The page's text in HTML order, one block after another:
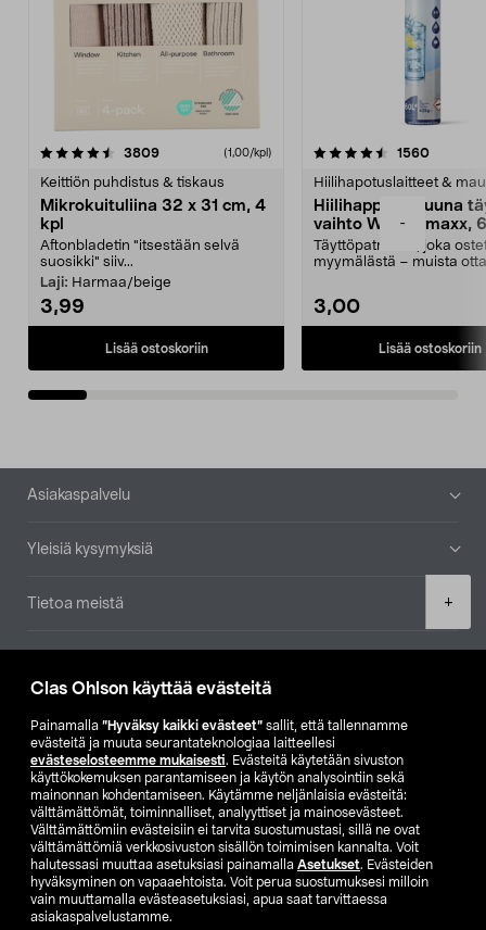
Clas Ohlson käyttää evästeitä
Painamalla ”Hyväksy kaikki evästeet” sallit, että tallennamme
evästeitä ja muuta seurantateknologiaa laitteellesi
evästeselosteemme mukaisesti. Evästeitä käytetään sivuston
käyttökokemuksen parantamiseen ja käytön analysointiin sekä
mainonnan kohdentamiseen. Käytämme neljänlaisia evästeitä:
välttämättömät, toiminnalliset, analyyttiset ja mainosevästeet.
Välttämättömiin evästeisiin ei tarvita suostumustasi, sillä ne ovat
välttämättömiä verkkosivuston sisällön toimimisen kannalta. Voit
halutessasi muuttaa asetuksiasi painamalla Asetukset. Evästeiden
hyväksyminen on vapaaehtoista. Voit perua suostumuksesi milloin
vain muuttamalla evästeasetuksiasi, apua saat tarvittaessa
asiakaspalvelustamme.
-
+
3809arvostelut (1,00/kpl)
Keittiön puhdistus & tiskaus
Mikrokuituliina 32 x 31 cm, 4
kpl
Aftonbladetin "itsestään selvä
suosikki" siiv...
Laji: Harmaa/beige
3,99
Lisää ostoskoriin
4.5viidestä
1560
Hiilihapotuslaitteet &
Hiilihappopatruuna
vaihto Wassermaxx,
Täyttöpatruuna, joka
myymälästä – muista
3,00
Lisää ostoskoriin
4.5viidestä
Alatunniste
Asiakaspalvelu
Yleisiä kysymyksiä
Tietoa meistä
Etsi myymälä
SE NO FI
FI SV